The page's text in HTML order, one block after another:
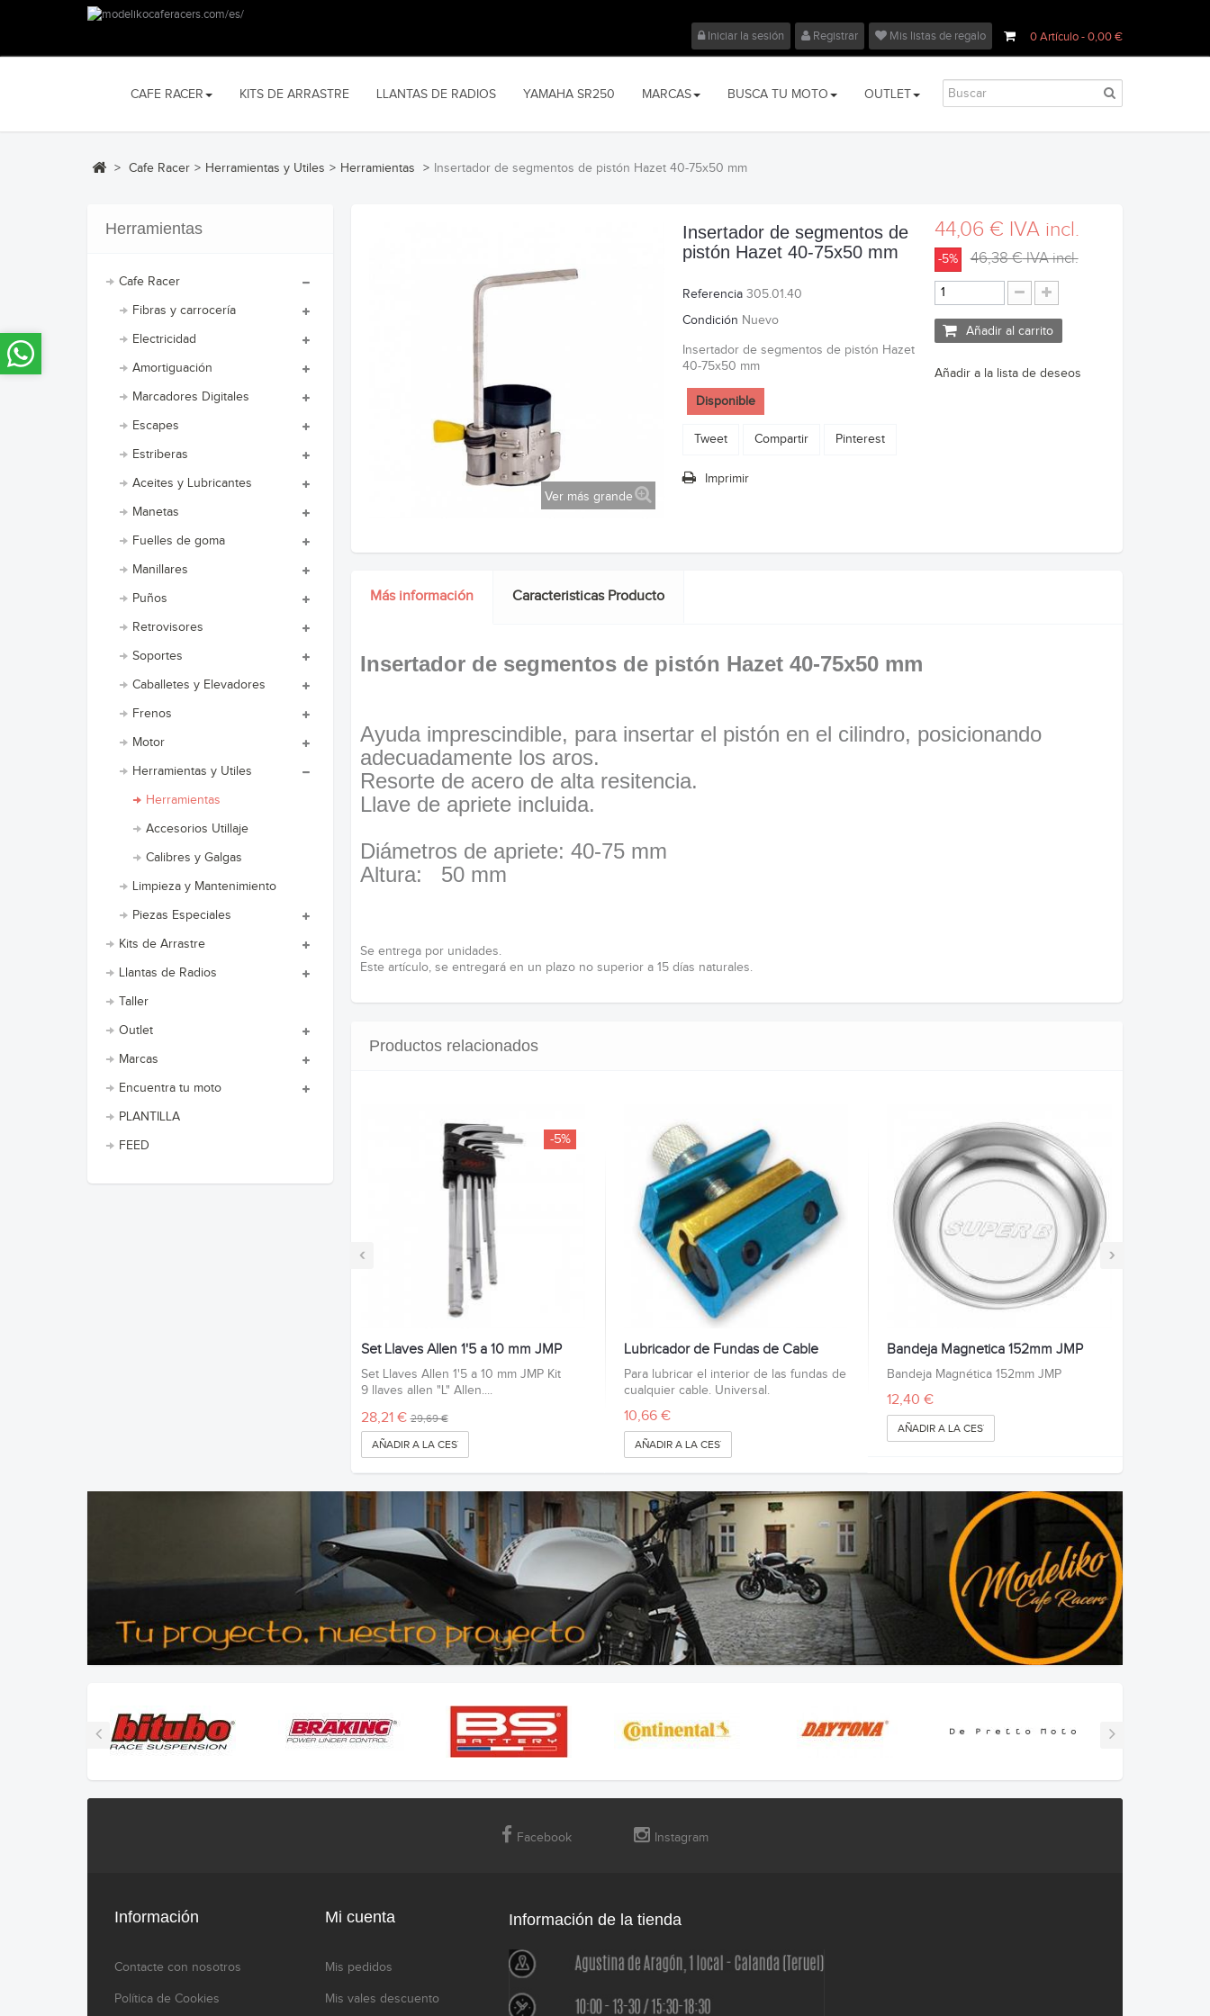
0Artículo- 0,00 €
Iniciar la sesión Registrar Mis listas de regalo
CAFE RACER KITS DE ARRASTRE LLANTAS DE RADIOS YAMAHA SR250 MARCAS BUSCA TU MOTO OUTLET
> Cafe Racer > Herramientas y Utiles > Herramientas > Insertador de segmentos de pistón Hazet 40-75x50 mm
Herramientas
Cafe Racer
Fibras y carrocería
Electricidad
Amortiguación
Marcadores Digitales
Escapes
Estriberas
Aceites y Lubricantes
Manetas
Fuelles de goma
Manillares
Puños
Retrovisores
Soportes
Caballetes y Elevadores
Frenos
Motor
Herramientas y Utiles
Herramientas
Accesorios Utillaje
Calibres y Galgas
Limpieza y Mantenimiento
Piezas Especiales
Kits de Arrastre
Llantas de Radios
Taller
Outlet
Marcas
Encuentra tu moto
PLANTILLA
FEED
Ver más grande
Insertador de segmentos de
pistón Hazet 40-75x50 mm
Referencia 305.01.40
Condición Nuevo
Insertador de segmentos de pistón Hazet
40-75x50 mm
Disponible
Tweet Compartir Pinterest
Imprimir
44,06 € IVA incl.
-5% 46,38 €IVA incl.
Añadir al carrito
Añadir a la lista de deseos
Más información Caracteristicas Producto
Insertador de segmentos de pistón Hazet 40-75x50 mm
Ayuda imprescindible, para insertar el pistón en el cilindro, posicionando
adecuadamente los aros.
Resorte de acero de alta resitencia.
Llave de apriete incluida.
Diámetros de apriete: 40-75 mm
Altura: 50 mm
Se entrega por unidades.
Este artículo, se entregará en un plazo no superior a 15 días naturales.
Productos relacionados
‹ ›
-5%
Set Llaves Allen 1'5 a 10 mm JMP
Set Llaves Allen 1'5 a 10 mm JMP Kit
9 llaves allen "L" Allen....
28,21 € 29,69 €
AÑADIR A LA CESTA
Lubricador de Fundas de Cable
Para lubricar el interior de las fundas de
cualquier cable. Universal.
10,66 €
AÑADIR A LA CESTA
Bandeja Magnetica 152mm JMP
Bandeja Magnética 152mm JMP
12,40 €
AÑADIR A LA CESTA
Facebook Instagram
Información
Contacte con nosotros
Política de Cookies
Mi cuenta
Mis pedidos
Mis vales descuento
Información de la tienda